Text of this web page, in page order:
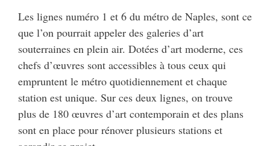
Les lignes numéro 1 et 6 du métro de Naples, sont ce
que l’on pourrait appeler des galeries d’art
souterraines en plein air. Dotées d’art moderne, ces
chefs d’œuvres sont accessibles à tous ceux qui
empruntent le métro quotidiennement et chaque
station est unique. Sur ces deux lignes, on trouve
plus de 180 œuvres d’art contemporain et des plans
sont en place pour rénover plusieurs stations et